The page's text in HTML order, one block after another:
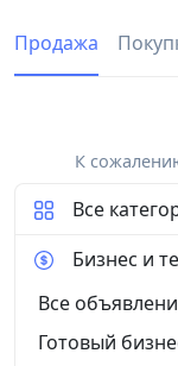
Продажа
К
Все
Бизнес и
Все
Готовый